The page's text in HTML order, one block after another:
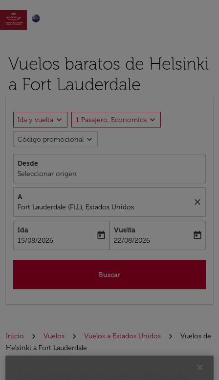

Vuelos baratos de Helsinki
a Fort Lauderdale
Ida y vuelta expand_more 1 Pasajero, Economica expand_more
Código promocional expand_more
Desde
Seleccionar origen
A
Fort Lauderdale (FLL), Estados Unidos
close
Ida
fc-booking-departure-date-aria-label
15/08/2026
today
Vuelta
fc-booking-return-date-aria-label
22/08/2026
today
Buscar
Inicio Vuelos Vuelos a Estados Unidos
Vuelos de
Helsinki a Fort Lauderdale